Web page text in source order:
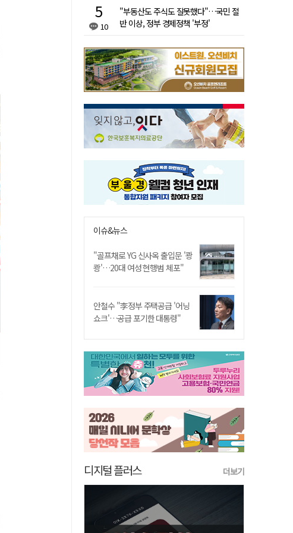
10
"부동산도 주식도 잘못했다"…국민 절
반 이상, 정부 경제정책 '부정'
이슈&뉴스
"골프채로 YG 신사옥 출입문 '쾅
쾅'…20대 여성 현행범 체포"
안철수 "李정부 주택공급 '어닝
쇼크'…공급 포기한 대통령"
디지털 플러스 더보기